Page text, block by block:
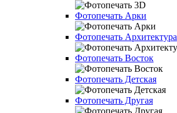
Фотопечать Арки
Фотопечать Архитектура
Фотопечать Восток
Фотопечать Детская
Фотопечать Другая